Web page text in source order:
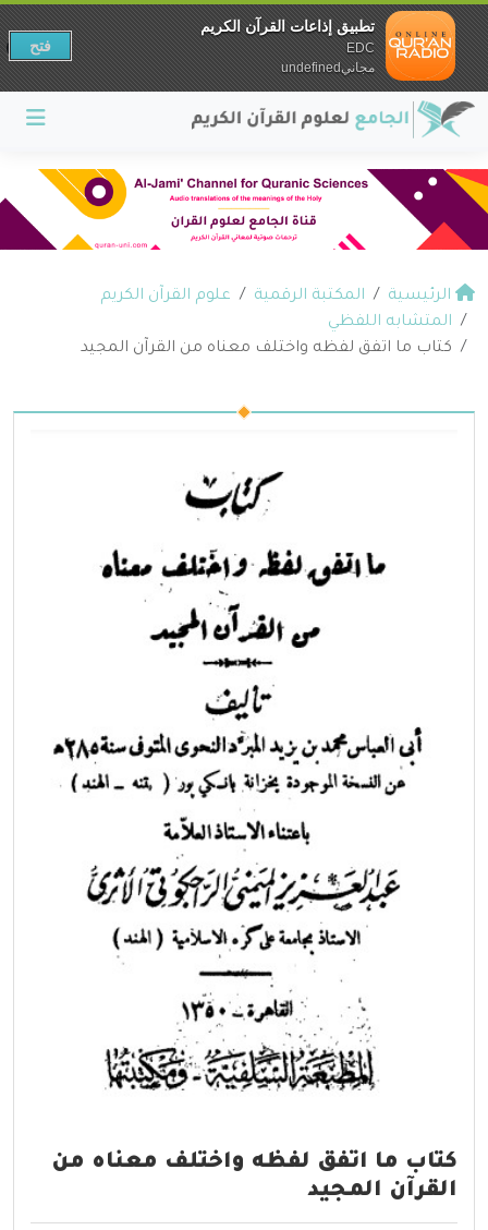
الرئيسية المكتبة الرقمية
علوم القرآن الكريم
المتشابه اللفظي
كتاب ما اتفق لفظه واختلف معناه من القرآن المجيد
كتاب ما اتفق لفظه واختلف معناه من
القرآن المجيد
تطبيق إذاعات القرآن الكريم
EDC
مجانيundefined
فتح